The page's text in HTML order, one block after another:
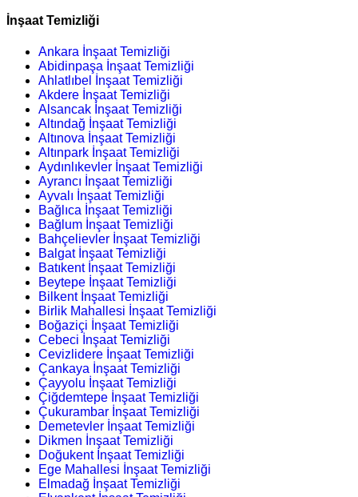
İnşaat Temizliği
Ankara İnşaat Temizliği
Abidinpaşa İnşaat Temizliği
Ahlatlıbel İnşaat Temizliği
Akdere İnşaat Temizliği
Alsancak İnşaat Temizliği
Altındağ İnşaat Temizliği
Altınova İnşaat Temizliği
Altınpark İnşaat Temizliği
Aydınlıkevler İnşaat Temizliği
Ayrancı İnşaat Temizliği
Ayvalı İnşaat Temizliği
Bağlıca İnşaat Temizliği
Bağlum İnşaat Temizliği
Bahçelievler İnşaat Temizliği
Balgat İnşaat Temizliği
Batıkent İnşaat Temizliği
Beytepe İnşaat Temizliği
Bilkent İnşaat Temizliği
Birlik Mahallesi İnşaat Temizliği
Boğaziçi İnşaat Temizliği
Cebeci İnşaat Temizliği
Cevizlidere İnşaat Temizliği
Çankaya İnşaat Temizliği
Çayyolu İnşaat Temizliği
Çiğdemtepe İnşaat Temizliği
Çukurambar İnşaat Temizliği
Demetevler İnşaat Temizliği
Dikmen İnşaat Temizliği
Doğukent İnşaat Temizliği
Ege Mahallesi İnşaat Temizliği
Elmadağ İnşaat Temizliği